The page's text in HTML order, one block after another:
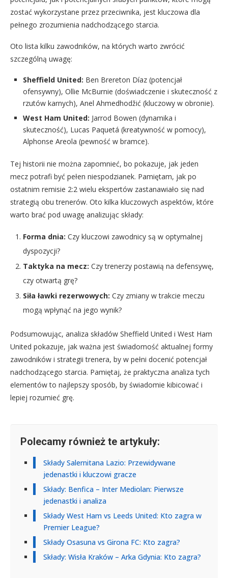
zostać wykorzystane przez przeciwnika, jest kluczowa dla
pełnego zrozumienia nadchodzącego starcia.
Oto lista kilku zawodników, na których warto zwrócić
szczególną uwagę:
Sheffield United: Ben Brereton Díaz (potencjał
ofensywny), Ollie McBurnie (doświadczenie i skuteczność z
rzutów karnych), Anel Ahmedhodžić (kluczowy w obronie).
West Ham United: Jarrod Bowen (dynamika i
skuteczność), Lucas Paquetá (kreatywność w pomocy),
Alphonse Areola (pewność w bramce).
Tej historii nie można zapomnieć, bo pokazuje, jak jeden
mecz potrafi być pełen niespodzianek. Pamiętam, jak po
ostatnim remisie 2:2 wielu ekspertów zastanawiało się nad
strategią obu trenerów. Oto kilka kluczowych aspektów, które
warto brać pod uwagę analizując składy:
Forma dnia: Czy kluczowi zawodnicy są w optymalnej
dyspozycji?
Taktyka na mecz: Czy trenerzy postawią na defensywę,
czy otwartą grę?
Siła ławki rezerwowych: Czy zmiany w trakcie meczu
mogą wpłynąć na jego wynik?
Podsumowując, analiza składów Sheffield United i West Ham
United pokazuje, jak ważna jest świadomość aktualnej formy
zawodników i strategii trenera, by w pełni docenić potencjał
nadchodzącego starcia. Pamiętaj, że praktyczna analiza tych
elementów to najlepszy sposób, by świadomie kibicować i
lepiej rozumieć grę.
Polecamy również te artykuły:
Składy Salernitana Lazio: Przewidywane
jedenastki i kluczowi gracze
Składy: Benfica – Inter Mediolan: Pierwsze
jedenastki i analiza
Składy West Ham vs Leeds United: Kto zagra w
Premier League?
Składy Osasuna vs Girona FC: Kto zagra?
Składy: Wisła Kraków – Arka Gdynia: Kto zagra?